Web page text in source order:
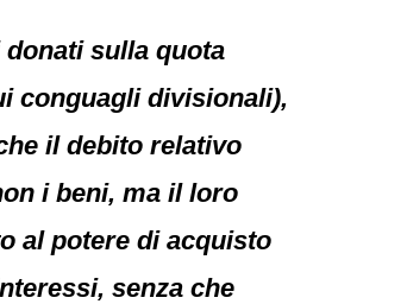
donati sulla quota
conguagli divisionali),
il debito relativo
i beni, ma il loro
al potere di acquisto
senza che